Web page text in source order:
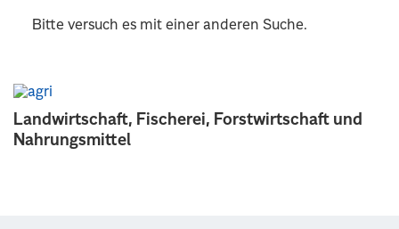
Landwirtschaft, Fischerei, Forstwirtschaft und
Nahrungsmittel
Bitte versuch es mit einer anderen Suche.